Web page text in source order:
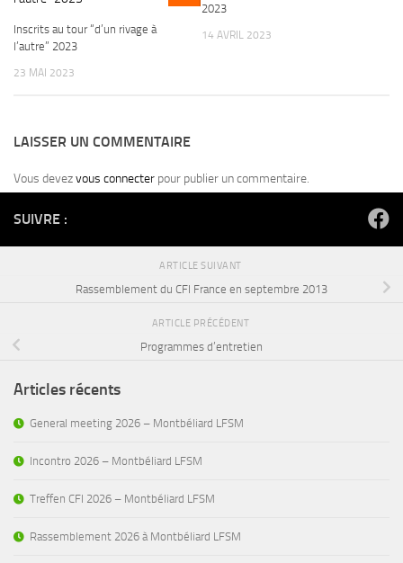
Inscrits au tour “d’un rivage à
l’autre” 2023
23 MAI 2023
2023
14 AVRIL 2023
LAISSER UN COMMENTAIRE
Vous devezvous connecter pour publier un commentaire.
SUIVRE :
ARTICLE SUIVANT
Rassemblement du CFI France en septembre 2013
ARTICLE PRÉCÉDENT
Programmes d’entretien
Articles récents
General meeting 2026 – Montbéliard LFSM
Incontro 2026 – Montbéliard LFSM
Treffen CFI 2026 – Montbéliard LFSM
Rassemblement 2026 à Montbéliard LFSM